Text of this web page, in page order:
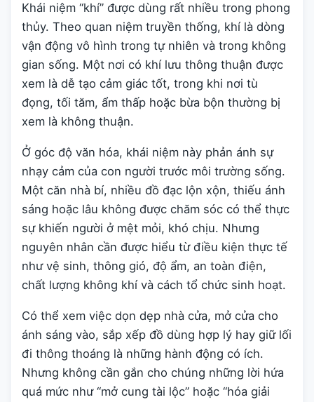
Khái niệm “khí” được dùng rất nhiều trong phong
thủy. Theo quan niệm truyền thống, khí là dòng
vận động vô hình trong tự nhiên và trong không
gian sống. Một nơi có khí lưu thông thuận được
xem là dễ tạo cảm giác tốt, trong khi nơi tù
đọng, tối tăm, ẩm thấp hoặc bừa bộn thường bị
xem là không thuận.
Ở góc độ văn hóa, khái niệm này phản ánh sự
nhạy cảm của con người trước môi trường sống.
Một căn nhà bí, nhiều đồ đạc lộn xộn, thiếu ánh
sáng hoặc lâu không được chăm sóc có thể thực
sự khiến người ở mệt mỏi, khó chịu. Nhưng
nguyên nhân cần được hiểu từ điều kiện thực tế
như vệ sinh, thông gió, độ ẩm, an toàn điện,
chất lượng không khí và cách tổ chức sinh hoạt.
Có thể xem việc dọn dẹp nhà cửa, mở cửa cho
ánh sáng vào, sắp xếp đồ dùng hợp lý hay giữ lối
đi thông thoáng là những hành động có ích.
Nhưng không cần gắn cho chúng những lời hứa
quá mức như “mở cung tài lộc” hoặc “hóa giải